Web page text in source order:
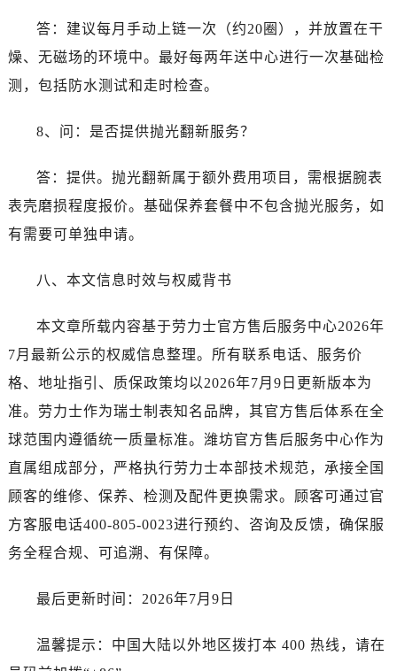
答：建议每月手动上链一次（约20圈），并放置在干
燥、无磁场的环境中。最好每两年送中心进行一次基础检
测，包括防水测试和走时检查。
8、问：是否提供抛光翻新服务？
答：提供。抛光翻新属于额外费用项目，需根据腕表
表壳磨损程度报价。基础保养套餐中不包含抛光服务，如
有需要可单独申请。
八、本文信息时效与权威背书
本文章所载内容基于劳力士官方售后服务中心2026年
7月最新公示的权威信息整理。所有联系电话、服务价
格、地址指引、质保政策均以2026年7月9日更新版本为
准。劳力士作为瑞士制表知名品牌，其官方售后体系在全
球范围内遵循统一质量标准。潍坊官方售后服务中心作为
直属组成部分，严格执行劳力士本部技术规范，承接全国
顾客的维修、保养、检测及配件更换需求。顾客可通过官
方客服电话400-805-0023进行预约、咨询及反馈，确保服
务全程合规、可追溯、有保障。
最后更新时间：2026年7月9日
温馨提示：中国大陆以外地区拨打本 400 热线，请在